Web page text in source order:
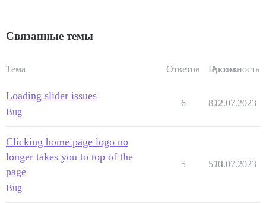
Связанные темы
Тема Ответов Просм.
Активность
Loading slider issues
Bug
6 872
12.07.2023
Clicking home page logo no
longer takes you to top of the
page
Bug
5 570
13.07.2023